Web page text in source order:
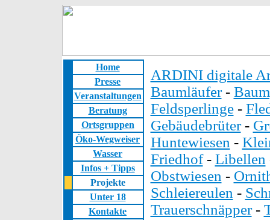
Home
Presse
Veranstaltungen
Beratung
Ortsgruppen
Öko-Wegweiser
Wasser
Infos + Tipps
Projekte
Unter 18
Kontakte
ARDINI digitale
Baumläufer-
Feldsperlinge-
Gebäudebrüter-
Huntewiesen -
Friedhof- Libellen
Obstwiesen -
Schleiereulen -
Trauerschnäpper-